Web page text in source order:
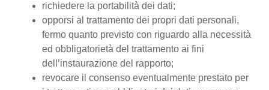
richiedere la portabilità dei dati;
opporsi al trattamento dei propri dati personali,
fermo quanto previsto con riguardo alla necessità
ed obbligatorietà del trattamento ai fini
dell’instaurazione del rapporto;
revocare il consenso eventualmente prestato per